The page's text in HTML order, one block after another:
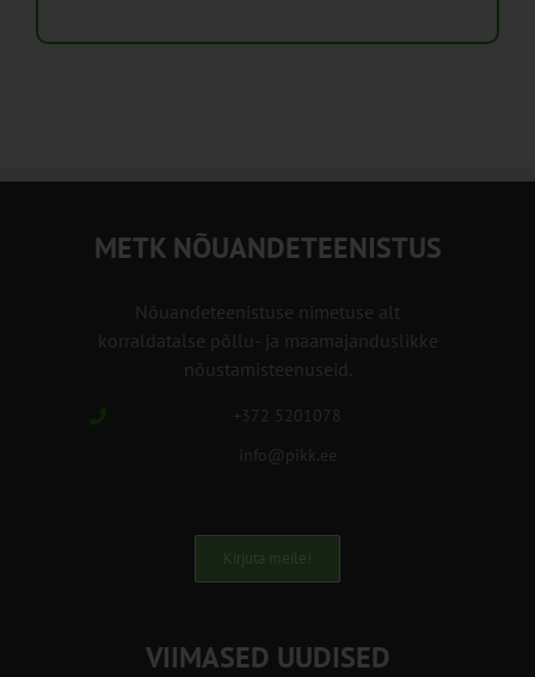
METK NÕUANDETEENISTUS
Nõuandeteenistuse nimetuse alt
korraldatalse põllu- ja maamajanduslikke
nõustamisteenuseid.
+372 5201078
info@pikk.ee
Kirjuta meile!
VIIMASED UUDISED